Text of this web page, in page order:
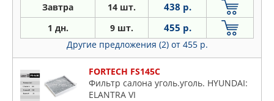
Завтра 14 шт. 438 р.
1 дн. 9 шт. 455 р.
Другие предложения (2) от 455 р.
FORTECH FS145C
Фильтр салона уголь.уголь. HYUNDAI:
ELANTRA VI